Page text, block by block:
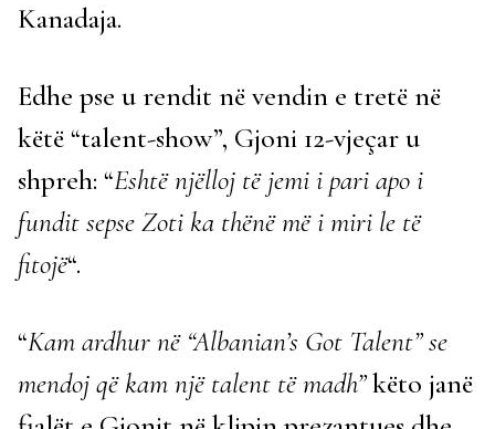
Kanadaja.
Edhe pse u rendit në vendin e tretë në
këtë “talent-show”, Gjoni 12-vjeçar u
shpreh: “Eshtë njëlloj të jemi i pari apo i
fundit sepse Zoti ka thënë më i miri le të
fitojë“.
“Kam ardhur në “Albanian’s Got Talent” se
mendoj që kam një talent të madh”këto janë